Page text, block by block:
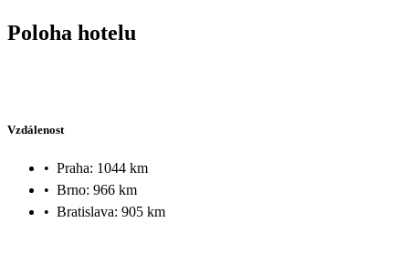
Poloha hotelu
Vzdálenost
• Praha: 1044 km
• Brno: 966 km
• Bratislava: 905 km